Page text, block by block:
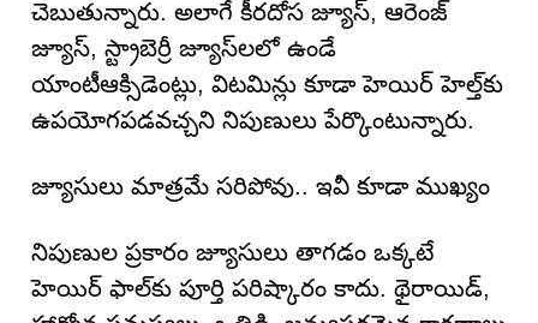
చెబుతున్నారు. అలాగే కీరదోస జ్యూస్‌, ఆరెంజ్
జ్యూస్‌, స్ట్రాబెర్రీ జ్యూస్‌లలో ఉండే
యాంటీఆక్సిడెంట్లు, విటమిన్లు కూడా హెయిర్ హెల్త్‌కు
ఉపయోగపడవచ్చని నిపుణులు పేర్కొంటున్నారు.
జ్యూసులు మాత్రమే సరిపోవు.. ఇవీ కూడా ముఖ్యం
నిపుణుల ప్రకారం జ్యూసులు తాగడం ఒక్కటే
హెయిర్ ఫాల్‌కు పూర్తి పరిష్కారం కాదు. థైరాయిడ్‌,